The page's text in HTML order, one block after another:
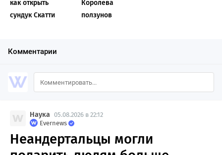
как открыть
сундук Скатти
Королева
ползунов
Комментарии
Наука 05.08.2026 в 22:12
Evernews
Неандертальцы могли